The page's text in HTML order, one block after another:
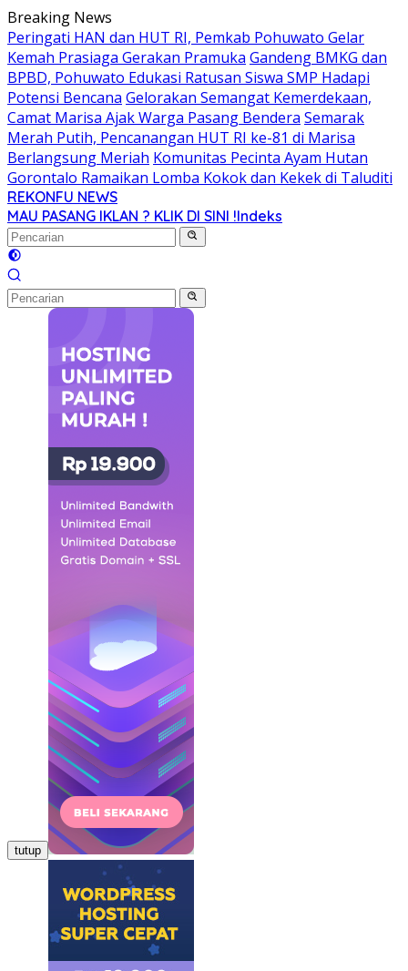
Langsung
ke
konten
Breaking News
Peringati HAN dan HUT RI, Pemkab Pohuwato Gelar
Kemah Prasiaga Gerakan Pramuka Gandeng BMKG dan
BPBD, Pohuwato Edukasi Ratusan Siswa SMP Hadapi
Potensi Bencana Gelorakan Semangat Kemerdekaan,
Camat Marisa Ajak Warga Pasang Bendera Semarak
Merah Putih, Pencanangan HUT RI ke-81 di Marisa
Berlangsung Meriah Komunitas Pecinta Ayam Hutan
Gorontalo Ramaikan Lomba Kokok dan Kekek di Taluditi
REKONFU NEWS
Tegas,
Berani
dan
Transparan
MAU PASANG IKLAN ? KLIK DI SINI !Indeks
tutup